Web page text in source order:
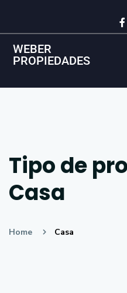
WEBER
PROPIEDADES
Tipo de
Casa
Home Casa